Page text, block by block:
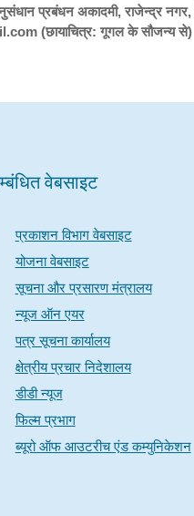
प्रबंधन अकादमी, राजेन्द्र नगर,
(छायाचित्र: गूगल के सौजन्य से)
वेबसाइट
प्रकाशन विभाग वेबसाइट
योजना वेबसाइट
सूचना और प्रसारण मंत्रालय
न्यूज ऑन एयर
पत्र सूचना कार्यालय
क्षेत्रीय प्रचार निदेशालय
डीडी न्यूज
फिल्म प्रभाग
ब्यूरो ऑफ आउटरीच एंड कम्युनिकेशन